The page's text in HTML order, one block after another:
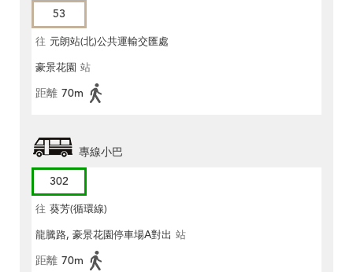
53
往 元朗站(北)公共運輸交匯處
豪景花園 站
距離 70m
專線小巴
302
往 葵芳(循環線)
龍騰路, 豪景花園停車場A對出 站
距離 70m